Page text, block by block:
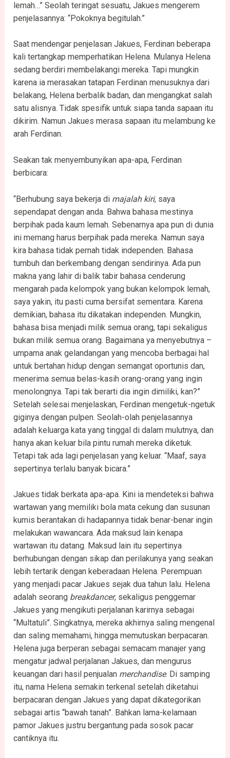
lemah…” Seolah teringat sesuatu, Jakues mengerem
penjelasannya: “Pokoknya begitulah.”
Saat mendengar penjelasan Jakues, Ferdinan beberapa
kali tertangkap memperhatikan Helena. Mulanya Helena
sedang berdiri membelakangi mereka. Tapi mungkin
karena ia merasakan tatapan Ferdinan menusuknya dari
belakang, Helena berbalik badan, dan mengangkat salah
satu alisnya. Tidak spesifik untuk siapa tanda sapaan itu
dikirim. Namun Jakues merasa sapaan itu melambung ke
arah Ferdinan.
Seakan tak menyembunyikan apa-apa, Ferdinan
berbicara:
“Berhubung saya bekerja di majalah kiri, saya
sependapat dengan anda. Bahwa bahasa mestinya
berpihak pada kaum lemah. Sebenarnya apa pun di dunia
ini memang harus berpihak pada mereka. Namun saya
kira bahasa tidak pernah tidak independen. Bahasa
tumbuh dan berkembang dengan sendirinya. Ada pun
makna yang lahir di balik tabir bahasa cenderung
mengarah pada kelompok yang bukan kelompok lemah,
saya yakin, itu pasti cuma bersifat sementara. Karena
demikian, bahasa itu dikatakan independen. Mungkin,
bahasa bisa menjadi milik semua orang, tapi sekaligus
bukan milik semua orang. Bagaimana ya menyebutnya –
umpama anak gelandangan yang mencoba berbagai hal
untuk bertahan hidup dengan semangat oportunis dan,
menerima semua belas-kasih orang-orang yang ingin
menolongnya. Tapi tak berarti dia ingin dimiliki, kan?”
Setelah selesai menjelaskan, Ferdinan mengetuk-ngetuk
giginya dengan pulpen. Seolah-olah penjelasannya
adalah keluarga kata yang tinggal di dalam mulutnya, dan
hanya akan keluar bila pintu rumah mereka diketuk.
Tetapi tak ada lagi penjelasan yang keluar. “Maaf, saya
sepertinya terlalu banyak bicara.”
Jakues tidak berkata apa-apa. Kini ia mendeteksi bahwa
wartawan yang memiliki bola mata cekung dan susunan
kumis berantakan di hadapannya tidak benar-benar ingin
melakukan wawancara. Ada maksud lain kenapa
wartawan itu datang. Maksud lain itu sepertinya
berhubungan dengan sikap dan perilakunya yang seakan
lebih tertarik dengan keberadaan Helena. Perempuan
yang menjadi pacar Jakues sejak dua tahun lalu. Helena
adalah seorang breakdancer, sekaligus penggemar
Jakues yang mengikuti perjalanan karirnya sebagai
“Multatuli”. Singkatnya, mereka akhirnya saling mengenal
dan saling memahami, hingga memutuskan berpacaran.
Helena juga berperan sebagai semacam manajer yang
mengatur jadwal perjalanan Jakues, dan mengurus
keuangan dari hasil penjualan merchandise. Di samping
itu, nama Helena semakin terkenal setelah diketahui
berpacaran dengan Jakues yang dapat dikategorikan
sebagai artis “bawah tanah”. Bahkan lama-kelamaan
pamor Jakues justru bergantung pada sosok pacar
cantiknya itu.